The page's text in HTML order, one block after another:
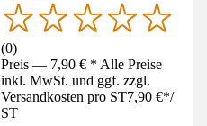
(0)
Preis — 7,90 € * Alle Preise
inkl. MwSt. und ggf. zzgl.
Versandkosten pro ST7,90 €*/
ST